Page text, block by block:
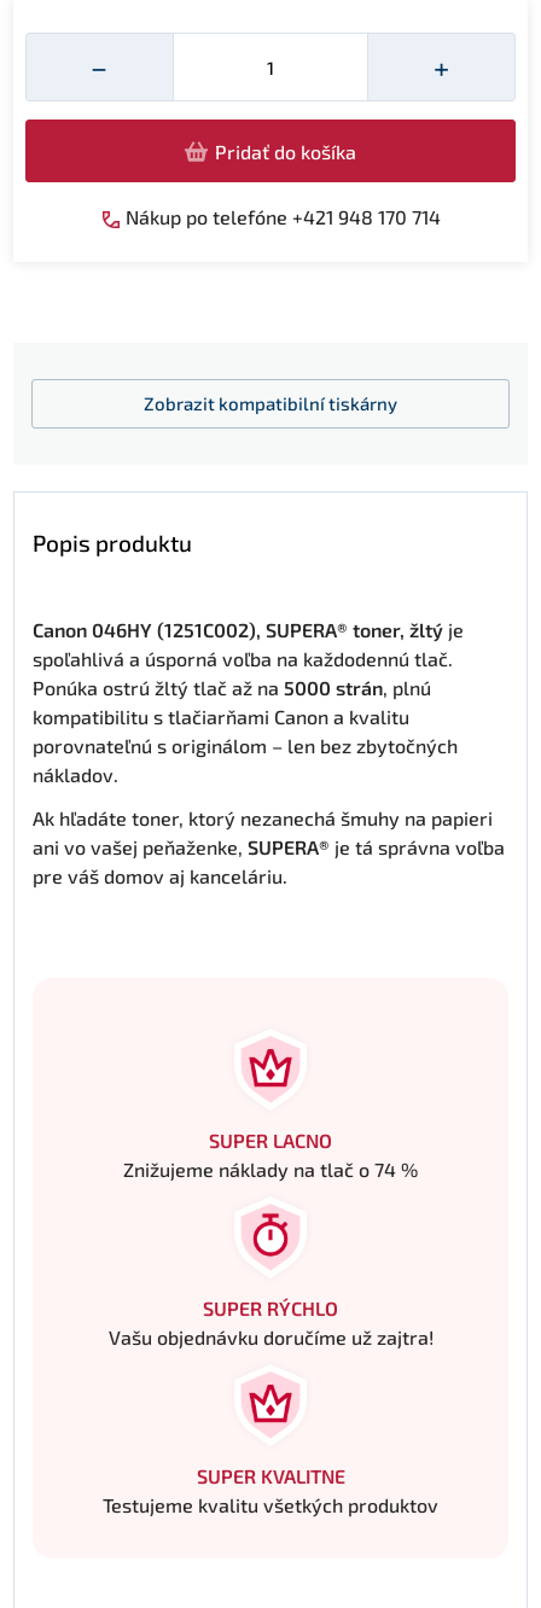
−
Množství
+
Pridať do košíka
Nákup po telefóne +421 948 170 714
Zobrazit kompatibilní tiskárny
Popis produktu
Canon 046HY (1251C002), SUPERA® toner, žltý je
spoľahlivá a úsporná voľba na každodennú tlač.
Ponúka ostrú žltý tlač až na 5000 strán, plnú
kompatibilitu s tlačiarňami Canon a kvalitu
porovnateľnú s originálom – len bez zbytočných
nákladov.
Ak hľadáte toner, ktorý nezanechá šmuhy na papieri
ani vo vašej peňaženke, SUPERA® je tá správna voľba
pre váš domov aj kanceláriu.
SUPER LACNO
Znižujeme náklady na tlač o 74 %
SUPER RÝCHLO
Vašu objednávku doručíme už zajtra!
SUPER KVALITNE
Testujeme kvalitu všetkých produktov